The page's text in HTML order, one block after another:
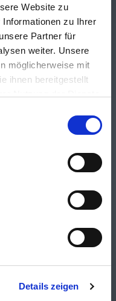
Website zu
zu Ihrer
Partner für
weiter. Unsere
möglicherweise mit
ihnen bereitgestellt
Details zeigen